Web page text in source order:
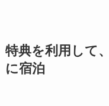
特典を利用して
に宿泊